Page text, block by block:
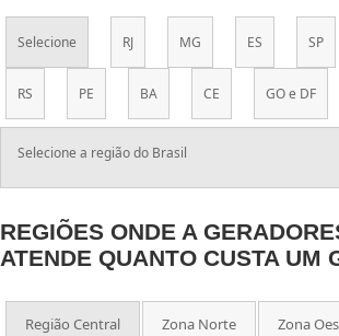
Selecione RJ MG ES SP
RS PE BA CE GO e DF
Selecione a região do Brasil
REGIÕES ONDE A
ATENDE QUANTO CUSTA UM
Região Central Zona Norte Zona